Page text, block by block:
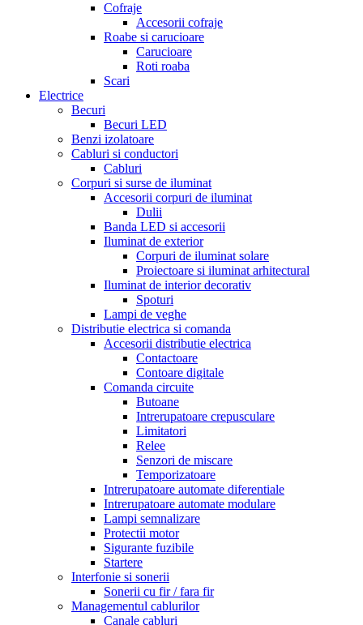
Cofraje
Accesorii cofraje
Roabe si carucioare
Carucioare
Roti roaba
Scari
Electrice
Becuri
Becuri LED
Benzi izolatoare
Cabluri si conductori
Cabluri
Corpuri si surse de iluminat
Accesorii corpuri de iluminat
Dulii
Banda LED si accesorii
Iluminat de exterior
Corpuri de iluminat solare
Proiectoare si iluminat arhitectural
Iluminat de interior decorativ
Spoturi
Lampi de veghe
Distributie electrica si comanda
Accesorii distributie electrica
Contactoare
Contoare digitale
Comanda circuite
Butoane
Intrerupatoare crepusculare
Limitatori
Relee
Senzori de miscare
Temporizatoare
Intrerupatoare automate diferentiale
Intrerupatoare automate modulare
Lampi semnalizare
Protectii motor
Sigurante fuzibile
Startere
Interfonie si sonerii
Sonerii cu fir / fara fir
Managementul cablurilor
Canale cabluri